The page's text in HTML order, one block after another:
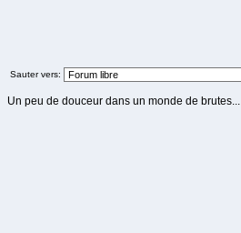
Sauter vers:
Un peu de douceur dans un monde de brutes...